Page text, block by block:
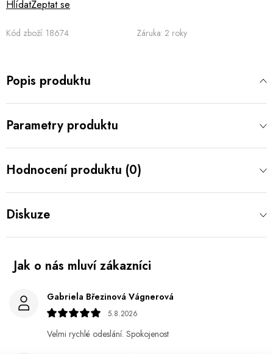
Kód zboží: 18674 Záruka: 2 roky
Zeptat se
Hlídat
Popis produktu
Parametry produktu
Hodnocení produktu (0)
Diskuze
Gabriela Březinová Vágnerová
5.8.2026
Velmi rychlé odeslání. Spokojenost